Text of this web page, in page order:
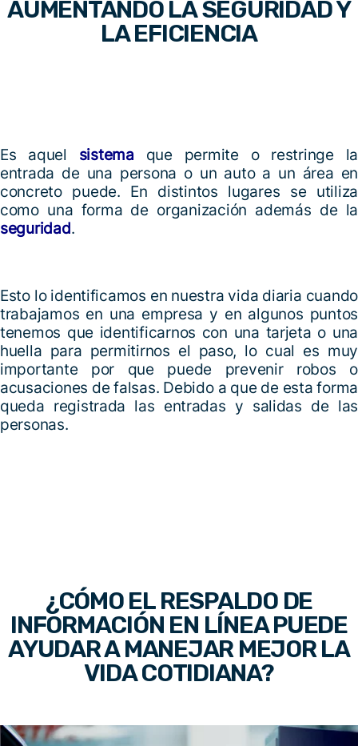
AUMENTANDO LA SEGURIDAD Y
LA EFICIENCIA
Es aquel sistema que permite o restringe la
entrada de una persona o un auto a un área en
concreto puede. En distintos lugares se utiliza
como una forma de organización además de la
seguridad.
Esto lo identificamos en nuestra vida diaria cuando
trabajamos en una empresa y en algunos puntos
tenemos que identificarnos con una tarjeta o una
huella para permitirnos el paso, lo cual es muy
importante por que puede prevenir robos o
acusaciones de falsas. Debido a que de esta forma
queda registrada las entradas y salidas de las
personas.
¿CÓMO EL RESPALDO DE
INFORMACIÓN EN LÍNEA PUEDE
AYUDAR A MANEJAR MEJOR LA
VIDA COTIDIANA?